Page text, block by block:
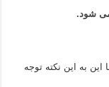
شود.
به این نکته توجه